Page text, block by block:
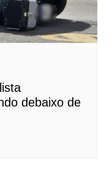
debaixo de